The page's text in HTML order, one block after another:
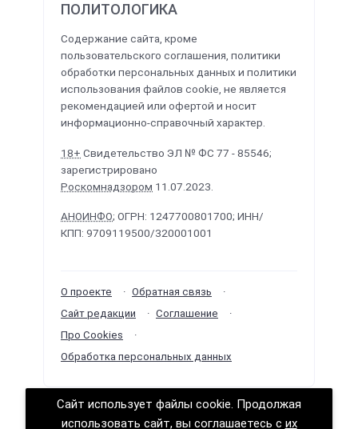
ПОЛИТОЛОГИКА
Содержание сайта, кроме
пользовательского соглашения, политики
обработки персональных данных и политики
использования файлов cookie, не является
рекомендацией или офертой и носит
информационно-справочный характер.
18+ Свидетельство ЭЛ № ФС 77 - 85546;
зарегистрировано
Роскомнадзором 11.07.2023.
АНОИНФО; ОГРН: 1247700801700; ИНН/
КПП: 9709119500/320001001
О проекте
Обратная связь
Сайт редакции
Соглашение
Про Cookies
Обработка персональных данных
Политологика ©2026 · Сделано вРунетЛаб –
Сайт использует файлы cookie. Продолжая
использовать сайт, вы соглашаетесь с их